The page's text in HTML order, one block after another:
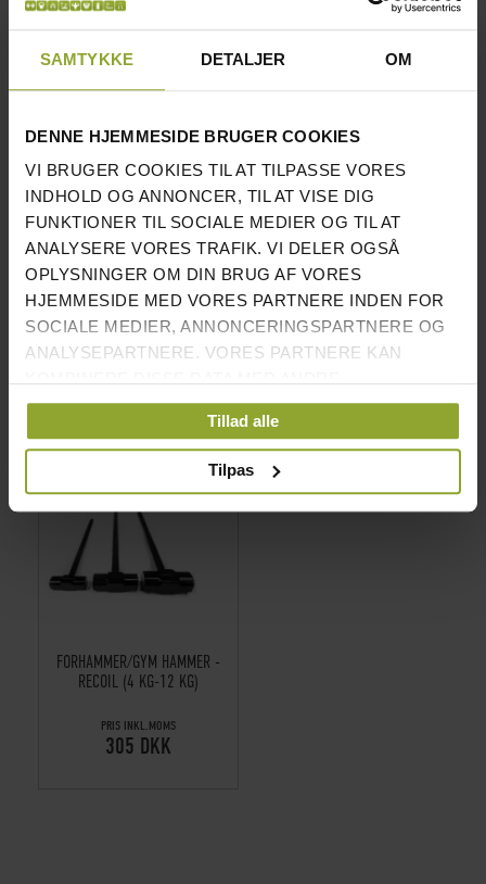
SAMTYKKE DETALJER OM
DENNE HJEMMESIDE BRUGER COOKIES
VI BRUGER COOKIES TIL AT TILPASSE VORES
INDHOLD OG ANNONCER, TIL AT VISE DIG
FUNKTIONER TIL SOCIALE MEDIER OG TIL AT
ANALYSERE VORES TRAFIK. VI DELER OGSÅ
OPLYSNINGER OM DIN BRUG AF VORES
HJEMMESIDE MED VORES PARTNERE INDEN FOR
SOCIALE MEDIER, ANNONCERINGSPARTNERE OG
ANALYSEPARTNERE. VORES PARTNERE KAN
OPLYSNINGER, DU HAR GIVET DEM, ELLER SOM DE
HAR INDSAMLET FRA DIN BRUG AF DERES
TJENESTER.
Tillad alle
Tilpas
helkropsøvelser.
Med en lidt større diameter end medicinbolde og med
kastøvelser mellem personer.
Obs: Wallballs skal ikke bruges som slamballs. De skal
ikke smides i jorden.
Du finder alle vores forskellige modeller af
her!
VI FANDT ANDRE PRODUKTER DU MÅSKE KAN LIDE!
FORHAMMER/GYM HAMMER -
RECOIL (4 KG-12 KG)
PRIS INKL.MOMS
305 DKK